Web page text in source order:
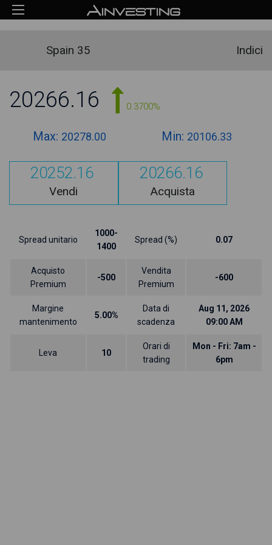
Spain 35 Indici
20266.16 0.3700%
Max: 20278.00 Min: 20106.33
20252.16
Vendi
20266.16
Acquista
Spread unitario
1000-
1400
Spread (%) 0.07
Acquisto
Premium
-500
Vendita
Premium
-600
Margine
mantenimento
5.00%
Data di
scadenza
Aug 11, 2026
09:00 AM
Leva 10
Orari di
trading
Mon - Fri: 7am -
6pm